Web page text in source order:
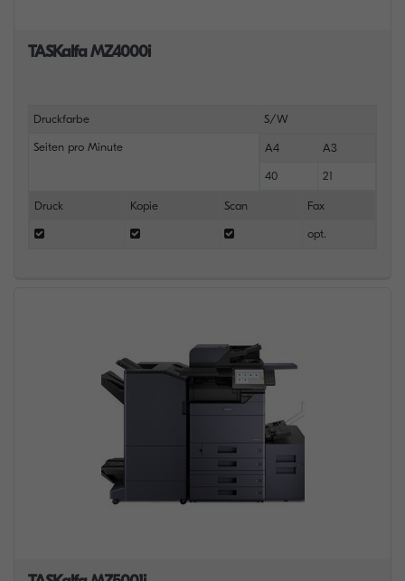
TASKalfa MZ4000i
Druckfarbe S/W
Seiten pro Minute A4 A3
40 21
Druck Kopie Scan Fax
opt.